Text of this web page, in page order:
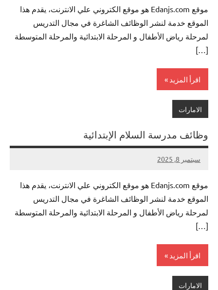
تعليقات
موقع Edanjs.com هو موقع الكتروني علي الانترنت، يقدم هذا
الموقع خدمة لنشر الوظائف الشاغرة في مجال التدريس
لمرحلة رياض الأطفال و المرحلة الابتدائية والمرحلة المتوسطة
[…]
اقرأ المزيد
الامارات
وظائف مدرسة السلام الإبتدائية
سبتمبر 8, 2025
nazto
تعليق
موقع Edanjs.com هو موقع الكتروني علي الانترنت، يقدم هذا
الموقع خدمة لنشر الوظائف الشاغرة في مجال التدريس
لمرحلة رياض الأطفال و المرحلة الابتدائية والمرحلة المتوسطة
[…]
اقرأ المزيد
الامارات